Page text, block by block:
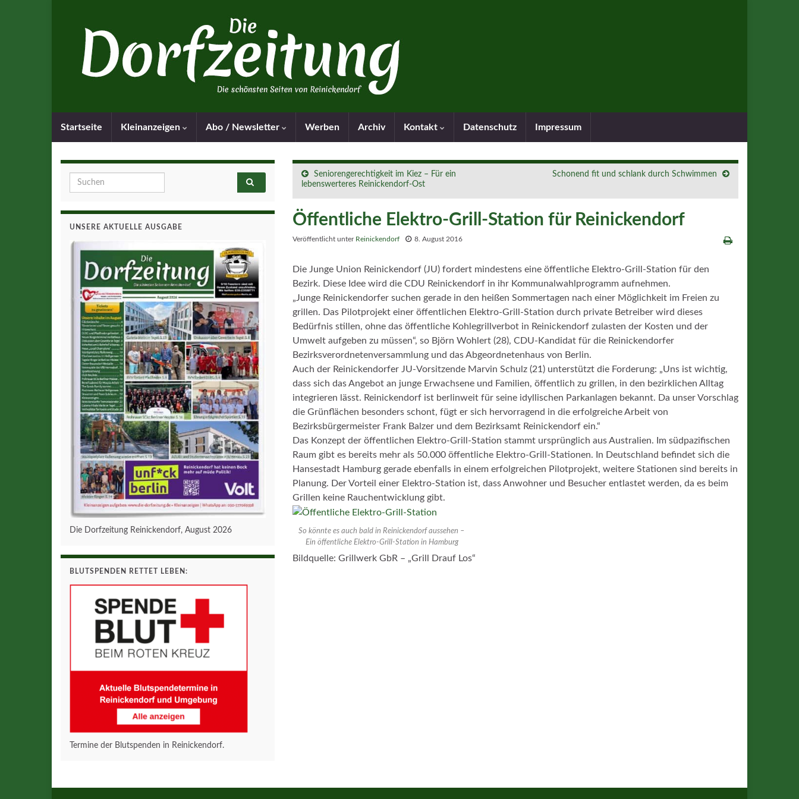
Startseite Kleinanzeigen Abo / Newsletter Werben Archiv Kontakt Datenschutz Impressum
Seniorengerechtigkeit im Kiez – Für ein
lebenswerteres Reinickendorf-Ost
Schonend fit und schlank durch Schwimmen
Öffentliche Elektro-Grill-Station für Reinickendorf
Veröffentlicht unter Reinickendorf 8. August 2016
Die Junge Union Reinickendorf (JU) fordert mindestens eine öffentliche Elektro-Grill-Station für den
Bezirk. Diese Idee wird die CDU Reinickendorf in ihr Kommunalwahlprogramm aufnehmen.
„Junge Reinickendorfer suchen gerade in den heißen Sommertagen nach einer Möglichkeit im Freien zu
grillen. Das Pilotprojekt einer öffentlichen Elektro-Grill-Station durch private Betreiber wird dieses
Bedürfnis stillen, ohne das öffentliche Kohlegrillverbot in Reinickendorf zulasten der Kosten und der
Umwelt aufgeben zu müssen“, so Björn Wohlert (28), CDU-Kandidat für die Reinickendorfer
Bezirksverordnetenversammlung und das Abgeordnetenhaus von Berlin.
Auch der Reinickendorfer JU-Vorsitzende Marvin Schulz (21) unterstützt die Forderung: „Uns ist wichtig,
dass sich das Angebot an junge Erwachsene und Familien, öffentlich zu grillen, in den bezirklichen Alltag
integrieren lässt. Reinickendorf ist berlinweit für seine idyllischen Parkanlagen bekannt. Da unser Vorschlag
die Grünflächen besonders schont, fügt er sich hervorragend in die erfolgreiche Arbeit von
Bezirksbürgermeister Frank Balzer und dem Bezirksamt Reinickendorf ein.“
Das Konzept der öffentlichen Elektro-Grill-Station stammt ursprünglich aus Australien. Im südpazifischen
Raum gibt es bereits mehr als 50.000 öffentliche Elektro-Grill-Stationen. In Deutschland befindet sich die
Hansestadt Hamburg gerade ebenfalls in einem erfolgreichen Pilotprojekt, weitere Stationen sind bereits in
Planung. Der Vorteil einer Elektro-Station ist, dass Anwohner und Besucher entlastet werden, da es beim
Grillen keine Rauchentwicklung gibt.
So könnte es auch bald in Reinickendorf aussehen –
Ein öffentliche Elektro-Grill-Station in Hamburg
Bildquelle: Grillwerk GbR – „Grill Drauf Los“
Search for:
UNSERE AKTUELLE AUSGABE
Die Dorfzeitung Reinickendorf, August 2026
BLUTSPENDEN RETTET LEBEN:
Termine der Blutspenden in Reinickendorf.